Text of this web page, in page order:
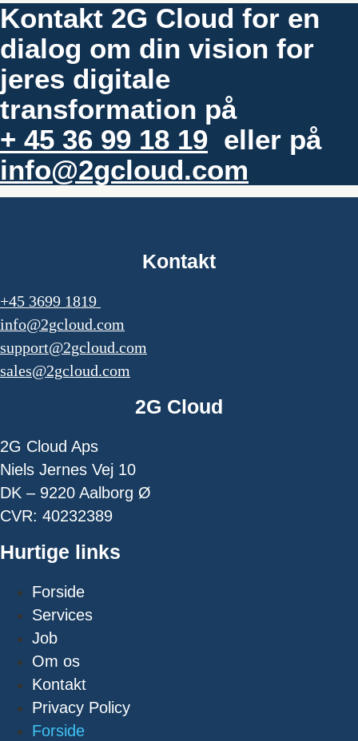
Kontakt 2G Cloud for en
dialog om din vision for
jeres digitale
transformation på
+ 45 36 99 18 19 eller på
info@2gcloud.com
Kontakt
+45 3699 1819
info@2gcloud.com
support@2gcloud.com
sales@2gcloud.com
2G Cloud
2G Cloud Aps
Niels Jernes Vej 10
DK – 9220 Aalborg Ø
CVR: 40232389
Hurtige links
Forside
Services
Job
Om os
Kontakt
Privacy Policy
Forside